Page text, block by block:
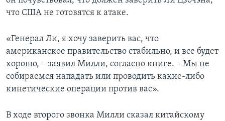
что США не готовятся к атаке.
«Генерал Ли, я хочу заверить вас, что
американское правительство стабильно, и все будет
хорошо, – заявил Милли, согласно книге. – Мы не
собираемся нападать или проводить какие-либо
кинетические операции против вас».
В ходе второго звонка Милли сказал китайскому